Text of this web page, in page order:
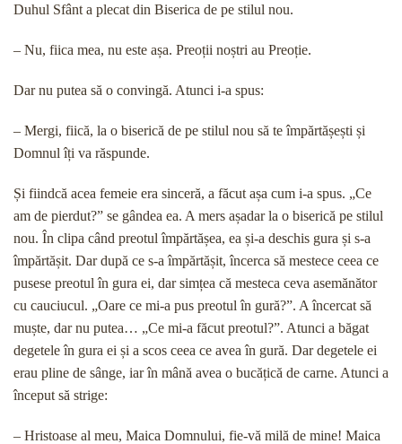
Duhul Sfânt a plecat din Biserica de pe stilul nou.
– Nu, fiica mea, nu este așa. Preoții noștri au Preoție.
Dar nu putea să o convingă. Atunci i-a spus:
– Mergi, fiică, la o biserică de pe stilul nou să te împărtășești și
Domnul îți va răspunde.
Și fiindcă acea femeie era sinceră, a făcut așa cum i-a spus. „Ce
am de pierdut?” se gândea ea. A mers așadar la o biserică pe stilul
nou. În clipa când preotul împărtășea, ea și-a deschis gura și s-a
împărtășit. Dar după ce s-a împărtășit, încerca să mestece ceea ce
pusese preotul în gura ei, dar simțea că mesteca ceva asemănător
cu cauciucul. „Oare ce mi-a pus preotul în gură?”. A încercat să
muște, dar nu putea… „Ce mi-a făcut preotul?”. Atunci a băgat
degetele în gura ei și a scos ceea ce avea în gură. Dar degetele ei
erau pline de sânge, iar în mână avea o bucățică de carne. Atunci a
început să strige:
– Hristoase al meu, Maica Domnului, fie-vă milă de mine! Maica